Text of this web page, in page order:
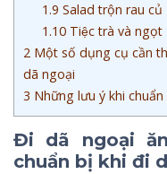
1.9 Salad trộn rau củ
1.10 Tiệc trà và ngọt
2 Một số dụng cụ cần
dã ngoại
3 Những lưu ý khi
Đi dã ngoại
chuẩn bị khi đi